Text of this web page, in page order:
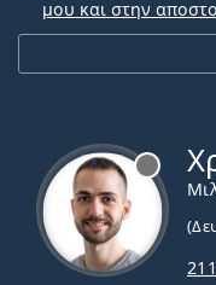
μου και στην